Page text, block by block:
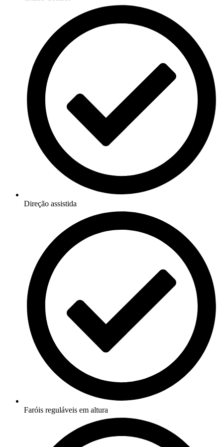
Direção assistida
Faróis reguláveis em altura